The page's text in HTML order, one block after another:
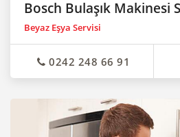
Bosch Bulaşık Makinesi
Beyaz Eşya Servisi
0242 248 66 91